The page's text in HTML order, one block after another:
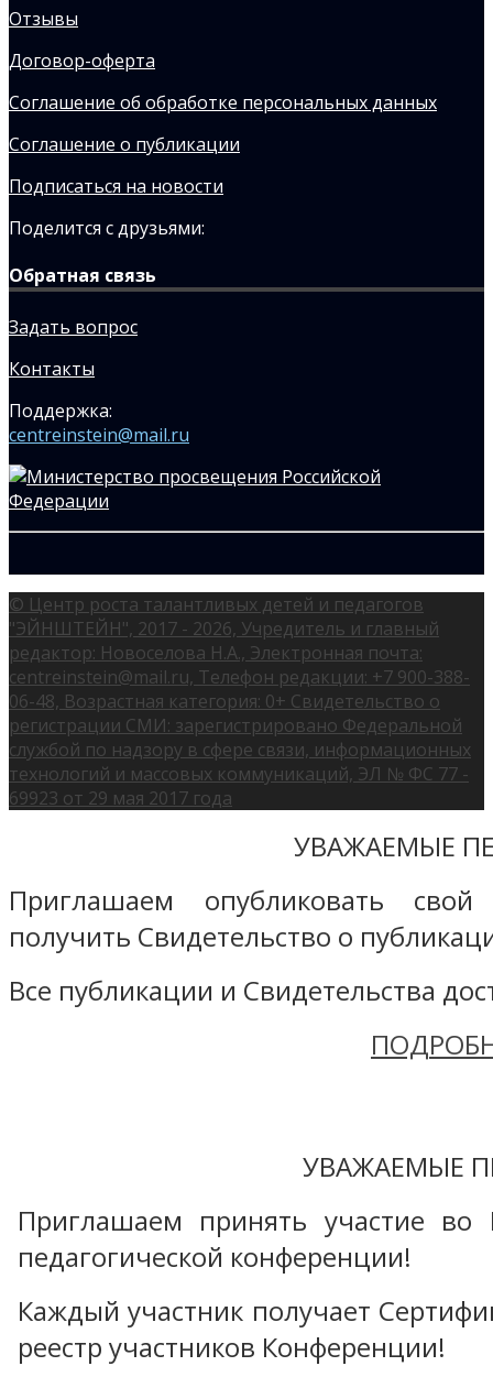
Отзывы
Договор-оферта
Соглашение об обработке персональных данных
Соглашение о публикации
Подписаться на новости
Поделится с друзьями:
Обратная связь
Задать вопрос
Контакты
Поддержка:
centreinstein@mail.ru
© Центр роста талантливых детей и педагогов
"ЭЙНШТЕЙН", 2017 - 2026, Учредитель и главный
редактор: Новоселова Н.А., Электронная почта:
centreinstein@mail.ru, Телефон редакции: +7 900-388-
06-48, Возрастная категория: 0+ Свидетельство о
регистрации СМИ: зарегистрировано Федеральной
службой по надзору в сфере связи, информационных
технологий и массовых коммуникаций, ЭЛ № ФС 77 -
69923 от 29 мая 2017 года
УВАЖАЕМЫЕ
Приглашаем опубликовать
получить Свидетельство о
Все публикации и Свидетельства
УВАЖАЕМЫЕ
Приглашаем принять участие во
педагогической конференции!
Каждый участник получает
реестр участников Конференции!